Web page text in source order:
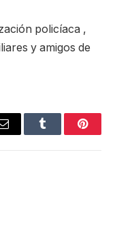
policíaca ,
y amigos de
Email Tumblr